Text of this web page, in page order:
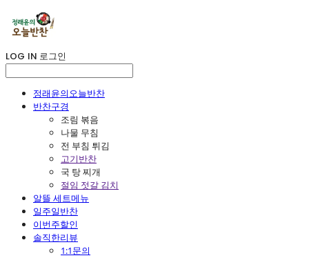
LOG IN 로그인
정래윤의오늘반찬
반찬구경
조림 볶음
나물 무침
전 부침 튀김
고기반찬
국 탕 찌개
절임 젓갈 김치
알뜰 세트메뉴
일주일반찬
이번주할인
솔직한리뷰
1:1문의